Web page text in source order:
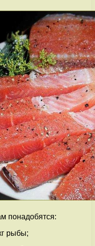
понадобятся:
рыбы;